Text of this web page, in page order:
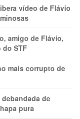
vídeo de Flávio
amigo de Flávio,
do STF
mais corrupto de
de
pura